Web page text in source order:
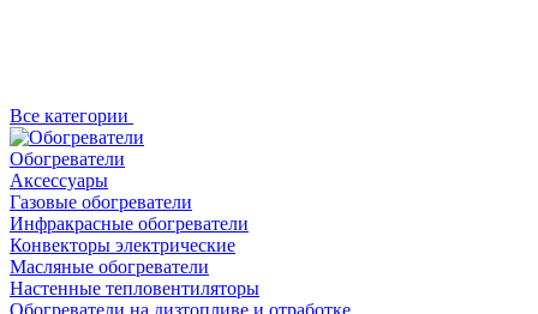
Все категории
Обогреватели
Аксессуары
Газовые обогреватели
Инфракрасные обогреватели
Конвекторы электрические
Масляные обогреватели
Настенные тепловентиляторы